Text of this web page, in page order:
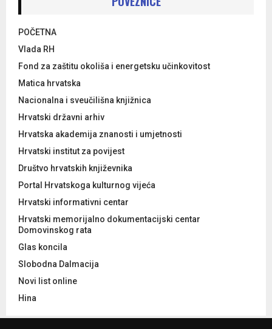
POČETNA
Vlada RH
Fond za zaštitu okoliša i energetsku učinkovitost
Matica hrvatska
Nacionalna i sveučilišna knjižnica
Hrvatski državni arhiv
Hrvatska akademija znanosti i umjetnosti
Hrvatski institut za povijest
Društvo hrvatskih književnika
Portal Hrvatskoga kulturnog vijeća
Hrvatski informativni centar
Hrvatski memorijalno dokumentacijski centar
Domovinskog rata
Glas koncila
Slobodna Dalmacija
Novi list online
Hina